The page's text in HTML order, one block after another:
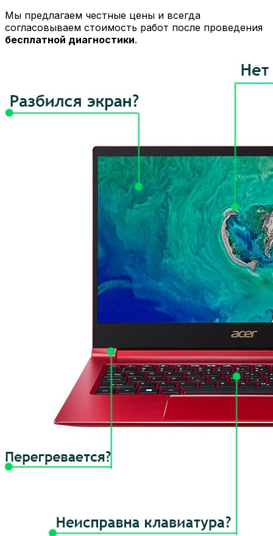
Мы предлагаем честные цены и всегда
согласовываем стоимость работ после проведения
бесплатной диагностики.